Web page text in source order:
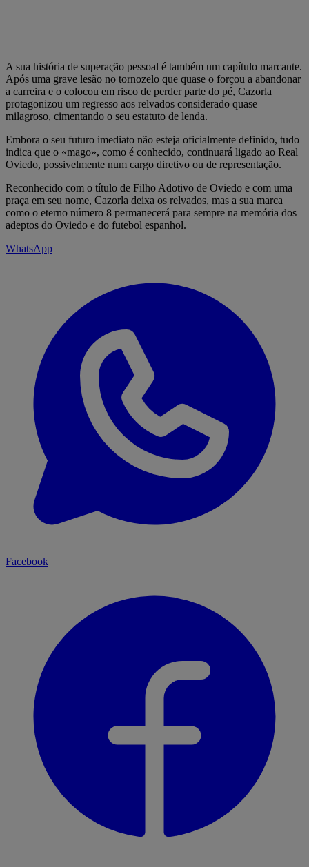
A sua história de superação pessoal é também um capítulo marcante.
Após uma grave lesão no tornozelo que quase o forçou a abandonar
a carreira e o colocou em risco de perder parte do pé, Cazorla
protagonizou um regresso aos relvados considerado quase
milagroso, cimentando o seu estatuto de lenda.
Embora o seu futuro imediato não esteja oficialmente definido, tudo
indica que o «mago», como é conhecido, continuará ligado ao Real
Oviedo, possivelmente num cargo diretivo ou de representação.
Reconhecido com o título de Filho Adotivo de Oviedo e com uma
praça em seu nome, Cazorla deixa os relvados, mas a sua marca
como o eterno número 8 permanecerá para sempre na memória dos
adeptos do Oviedo e do futebol espanhol.
WhatsApp
Facebook